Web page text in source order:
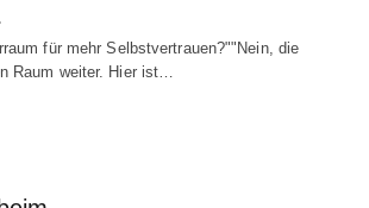
für mehr Selbstvertrauen?""Nein, die
Raum weiter. Hier ist…